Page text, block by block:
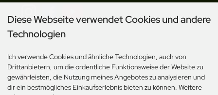
"The Voice" David E. Moore
Diese Webseite verwendet Cookies und andere
Technologien
Ich verwende Cookies und ähnliche Technologien, auch von
Drittanbietern, um die ordentliche Funktionsweise der Website zu
gewährleisten, die Nutzung meines Angebotes zu analysieren und
dir ein bestmögliches Einkaufserlebnis bieten zu können. Weitere